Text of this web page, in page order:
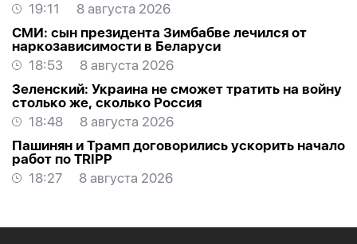
19:11
8 августа 2026
СМИ: сын президента Зимбабве лечился от
наркозависимости в Беларуси
18:53
8 августа 2026
Зеленский: Украина не сможет тратить на войну
столько же, сколько Россия
18:48
8 августа 2026
Пашинян и Трамп договорились ускорить начало
работ по TRIPP
18:27
8 августа 2026